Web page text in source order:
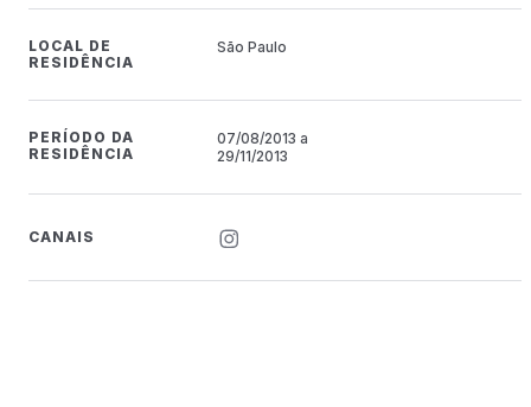
LOCAL DE
RESIDÊNCIA
São Paulo
PERÍODO DA
RESIDÊNCIA
07/08/2013 a
29/11/2013
CANAIS